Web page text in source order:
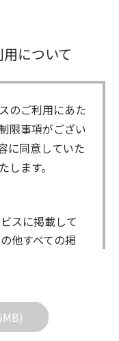
について
のご利用にあた
限事項がござい
に同意していた
ます。
スに掲載して
他すべての掲
扱説明書は、
ることは可能
となく、以下